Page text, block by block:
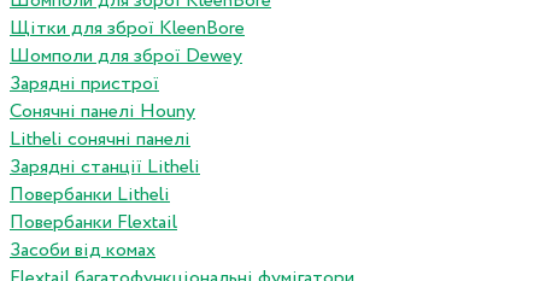
Щітки для зброї KleenBore
Шомполи для зброї Dewey
Зарядні пристрої
Сонячні панелі Houny
Litheli сонячні панелі
Зарядні станції Litheli
Повербанки Litheli
Повербанки Flextail
Засоби від комах